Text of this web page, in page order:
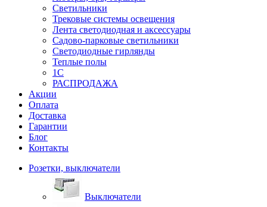
Светильники
Трековые системы освещения
Лента светодиодная и аксессуары
Садово-парковые светильники
Светодиодные гирлянды
Теплые полы
1С
РАСПРОДАЖА
Акции
Оплата
Доставка
Гарантии
Блог
Контакты
Розетки, выключатели
Выключатели